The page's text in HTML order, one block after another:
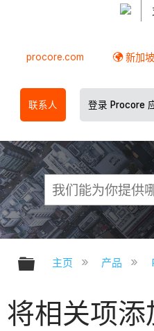
procore.com 新加坡
联系人 登录 Procore
扩展/隐缩全局
主页 产品
将相关项